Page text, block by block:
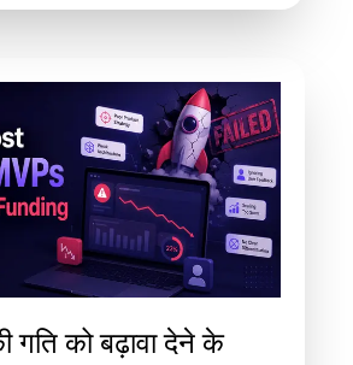
गति को बढ़ावा देने के